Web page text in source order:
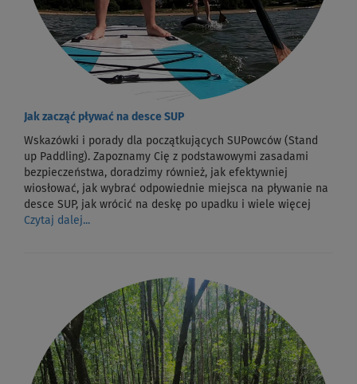
Jak zacząć pływać na desce SUP
Wskazówki i porady dla początkujących SUPowców (Stand
up Paddling). Zapoznamy Cię z podstawowymi zasadami
bezpieczeństwa, doradzimy również, jak efektywniej
wiosłować, jak wybrać odpowiednie miejsca na pływanie na
desce SUP, jak wrócić na deskę po upadku i wiele więcej
Czytaj dalej...